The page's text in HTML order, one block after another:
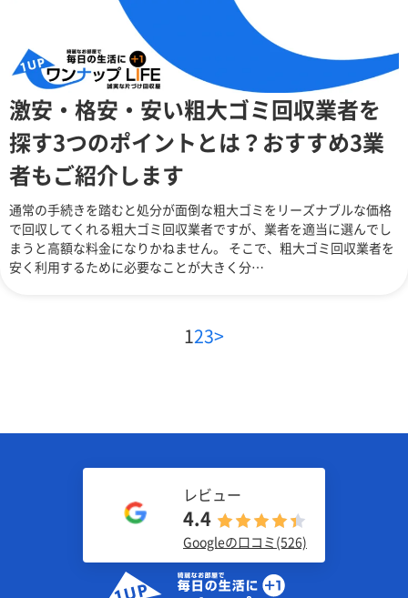
激安・格安・安い粗大ゴミ回収業者を
探す3つのポイントとは？おすすめ3業
者もご紹介します
通常の手続きを踏むと処分が面倒な粗大ゴミをリーズナブルな価格
で回収してくれる粗大ゴミ回収業者ですが、業者を適当に選んでし
まうと高額な料金になりかねません。 そこで、粗大ゴミ回収業者を
安く利用するために必要なことが大きく分…
123>
レビュー
4.4
Googleの口コミ(526)